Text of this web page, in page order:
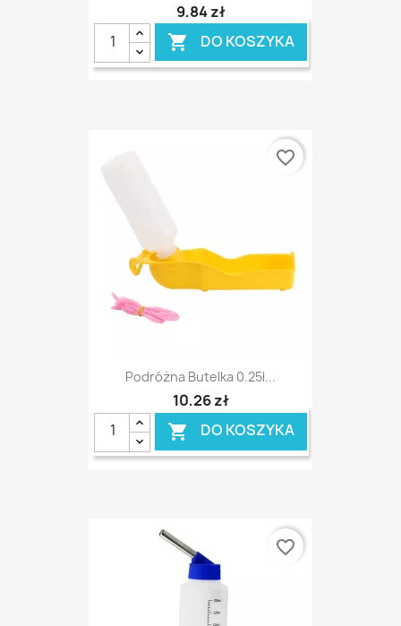
9,84 zł
 DO KOSZYKA
Podróżna Butelka 0.25l...
10,26 zł
 DO KOSZYKA
favorite_border
favorite_border